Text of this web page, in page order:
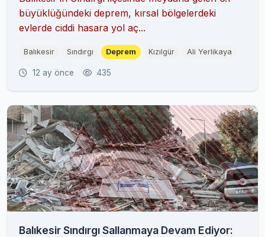
büyüklüğündeki deprem, kırsal bölgelerdeki
evlerde ciddi hasara yol aç...
Balıkesir Sındırgı Deprem Kızılgür Ali Yerlikaya
12 ay önce 435
Balıkesir Sındırgı Sallanmaya Devam Ediyor: